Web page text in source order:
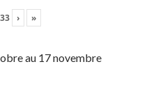
33 › »
au 17 novembre